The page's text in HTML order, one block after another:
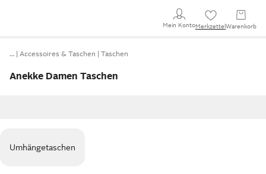
Mein KontoMerkzettel Warenkorb
… Accessoires & Taschen Taschen
Anekke Damen Taschen
Umhängetaschen